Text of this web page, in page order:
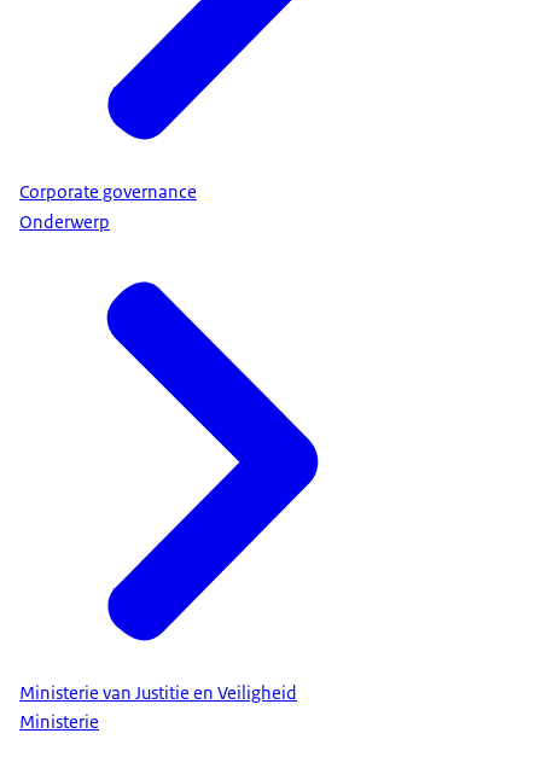
Corporate governance
Onderwerp
Ministerie van Justitie en Veiligheid
Ministerie